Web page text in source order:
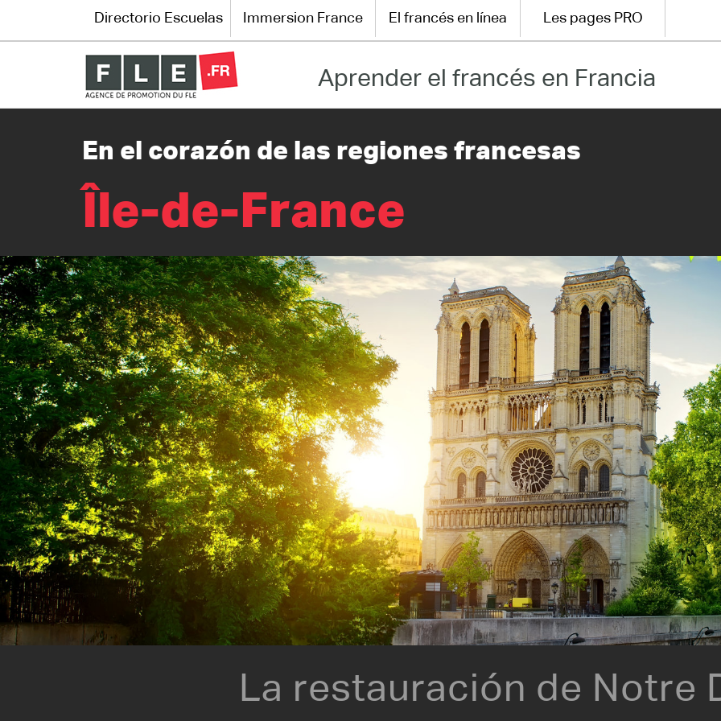
Directorio Escuelas
Les pages PRO FLE
Directorio Escuelas Immersion France El francés en línea Les pages PRO
Aprender el francés en Francia
En el corazón de las regiones francesas
Île-de-France
La restauración de Notre